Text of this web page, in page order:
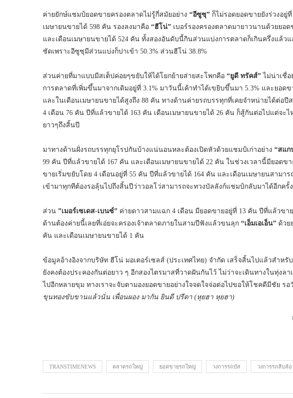
ค่ายยักษ์แชมป์ยอดขายครองตลาดไม่รู้กี่สมัยอย่าง “อีซูซุ” ก็ไม่รอดยอดขายยังร่วงอยู่
เมษายนขายได้ 598 คัน รองลงมาคือ “ฮีโน่” เบอร์รองครองตลาดมายาวนานด้วยยอ
และเดือนเมษายนขายได้ 524 คัน ทั้งสองอันดับนี้กินส่วนแบ่งการตลาดก็เกินครึ่งแล้ว
ชัดเพราะอีซูซุมีส่วนแบ่งก็ปาเข้า 50.3% ส่วนฮีโน่ 38.8%
ส่วนค่ายที่มาแบบมีสเต็ปค่อยๆขยับให้ได้โยกย้ายส่ายสะโพกคือ “ยูดี ทรัคส์” ไม่น่าเชื่
การตลาดที่เพิ่มขึ้นมาจากเดิมอยู่ที่ 3.1% มาวันนี้เค้าทำได้เขยิบขึ้นมา 5.3% และยอด
และในเดือนเมษายนขายได้สูงถึง 88 คัน ทางด้านค่ายรถบรรทุกที่เคยจำหน่ายได้ต่อปี
4 เดือน 76 คัน ปีที่แล้วขายได้ 163 คัน เดือนเมษายนขายได้ 26 คัน ก็สู้กันต่อไปแต่จะ
ยาวๆถึงสิ้นปี
มาทางด้านฝั่งรถบรรทุกยุโรปกันบ้างแน่นอนหละต้องเปิดหัวด้วยแชมป์เก่าอย่าง “สแก
99 คัน ปีที่แล้วขายได้ 167 คัน และเดือนเมษายนขายได้ 22 คัน ในช่วงเวลานี้มียอดข
ขายเริ่มขยับโดย 4 เดือนอยู่ที่ 55 คัน ปีที่แล้วขายได้ 164 คัน และเดือนเมษายนสามา
เข้ามาทุกทีต้องรอลุ้นไปถึงสิ้นปีว่าวอลโว่สามารถจะทวงบัลลังก์แชมป์กลับมาได้อีกครั้
ส่วน ”เมอร์เซเดส-เบนซ์” ค่ายดาวสามแฉก 4 เดือน มียอดขายอยู่ที่ 13 คัน ปีที่แล้วขา
ด้านต้องค่ายนี้เลยที่เอ่ยจะครองเจ้าตลาดภายในสามปีฟังแล้วขนลุก “เอ็มเอเอ็น” ด้วย
คัน และเดือนเมษายนขายได้ 1 คัน
ข้อมูลอ้างอิงจากบริษัท ฮีโน่ มอเตอร์เซลส์ (ประเทศไทย) จำกัด เสร็จสิ้นไปแล้วสำห
ยังคงต้องประคองกันต่อยาว ๆ อีกสองไตรมาสที่วาดฝันกันไว้ ไม่ว่าจะเดินทางในทุ่งล
ไปอีกหลายขุม ทางเราจะจับตามองยอดขายอย่างใจจดใจจ่อต่อไปขอให้โชคดีมีชัย รอ
ขุนทองขับขานแล้วนั่น เพื่อนผอง มากัน ยินดี ปรีดา (หุยฮา หุยฮา)
TRANSTIMENEWS ตลาดรถใหญ่ ยอดขายรถใหญ่ วงการรถบัส วงการรถสิบล้อ